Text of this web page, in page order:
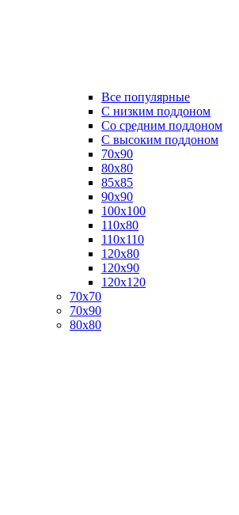
Все популярные
C низким поддоном
Со средним поддоном
С высоким поддоном
70х90
80х80
85х85
90х90
100х100
110х80
110х110
120х80
120х90
120х120
70х70
70х90
80х80